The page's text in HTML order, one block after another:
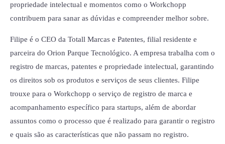
propriedade intelectual e momentos como o Workchopp
contribuem para sanar as dúvidas e compreender melhor sobre.
Filipe é o CEO da Totall Marcas e Patentes, filial residente e
parceira do Orion Parque Tecnológico. A empresa trabalha com o
registro de marcas, patentes e propriedade intelectual, garantindo
os direitos sob os produtos e serviços de seus clientes. Filipe
trouxe para o Workchopp o serviço de registro de marca e
acompanhamento específico para startups, além de abordar
assuntos como o processo que é realizado para garantir o registro
e quais são as características que não passam no registro.